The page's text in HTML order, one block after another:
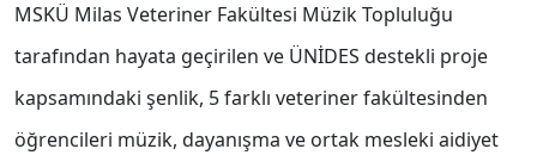
MSKÜ Milas Veteriner Fakültesi Müzik Topluluğu
tarafından hayata geçirilen ve ÜNİDES destekli proje
kapsamındaki şenlik, 5 farklı veteriner fakültesinden
öğrencileri müzik, dayanışma ve ortak mesleki aidiyet